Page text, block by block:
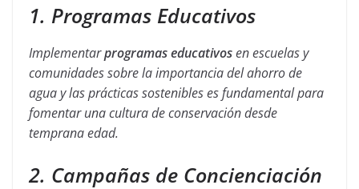
1. Programas Educativos
Implementarprogramas educativosen escuelas y
comunidades sobre la importancia del ahorro de
agua y las prácticas sostenibles es fundamental para
fomentar una cultura de conservación desde
temprana edad.
2. Campañas de Concienciación